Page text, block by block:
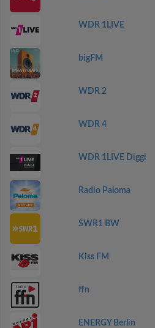
WDR 1LIVE
bigFM
WDR 2
WDR 4
WDR 1LIVE Diggi
Radio Paloma
SWR1 BW
Kiss FM
ffn
ENERGY Berlin